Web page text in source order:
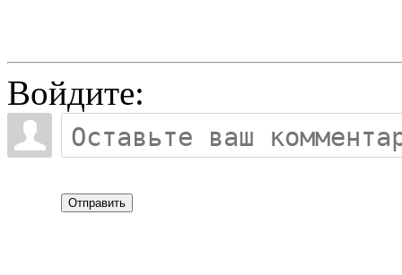
Войдите:
Отправить